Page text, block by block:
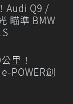
Audi Q9 /
瞄準 BMW
里！
POWER創